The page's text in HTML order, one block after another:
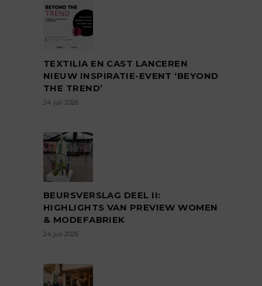
TEXTILIA EN CAST LANCEREN
NIEUW INSPIRATIE-EVENT ‘BEYOND
THE TREND’
24 juli 2026
BEURSVERSLAG DEEL II:
HIGHLIGHTS VAN PREVIEW WOMEN
& MODEFABRIEK
24 juli 2026